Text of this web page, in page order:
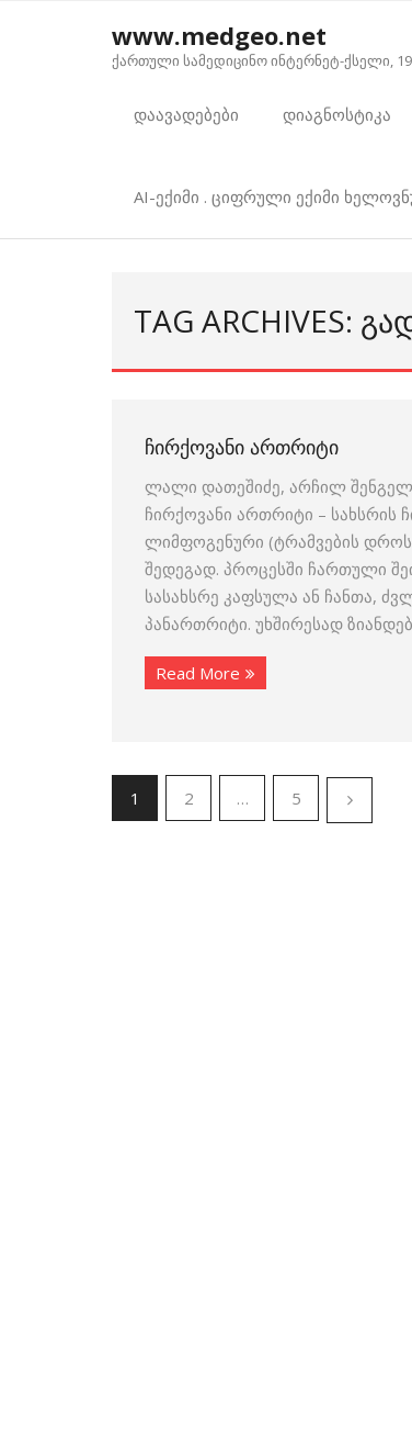
www.medgeo.net
ქართული სამედიცინო ინტერნეტ-ქსელი,
დაავადებები დიაგნოსტიკა
AI-ექიმი . ციფრული ექიმი
TAG ARCHIVES:
ᲩᲘᲠᲥᲝᲕᲐᲜᲘ ᲐᲠᲗᲠᲘᲢᲘ
ლალი დათეშიძე, არჩილ
ჩირქოვანი ართრიტი – სახსრის
ლიმფოგენური (ტრამვების
შედეგად. პროცესში ჩართული
სასახსრე კაფსულა ან ჩანთა,
პანართრიტი. უხშირესად
Read More
1 2 … 5